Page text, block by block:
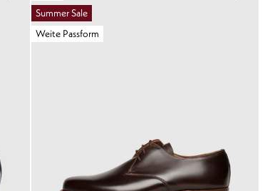
Summer Sale
Weite Passform